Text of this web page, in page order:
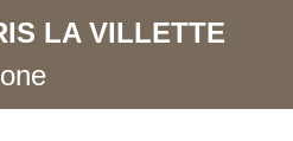
LA VILLETTE